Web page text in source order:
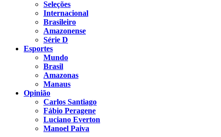
Seleções
Internacional
Brasileiro
Amazonense
Série D
Esportes
Mundo
Brasil
Amazonas
Manaus
Opinião
Carlos Santiago
Fábio Peragene
Luciano Everton
Manoel Paiva